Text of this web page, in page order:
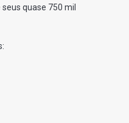
quase 750 mil